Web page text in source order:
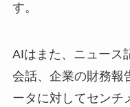
す。
AIはまた、ニュース
会話、企業の財務報
ータに対してセンチ